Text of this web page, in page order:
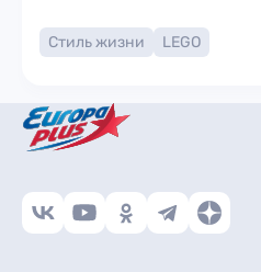
Стиль жизни LEGO